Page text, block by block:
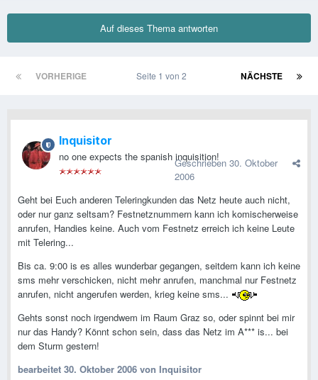
Auf dieses Thema antworten
VORHERIGE NÄCHSTE
Seite 1 von 2
Inquisitor
no one expects the spanish inquisition!
Geschrieben 30. Oktober
2006
Geht bei Euch anderen Teleringkunden das Netz heute auch nicht,
oder nur ganz seltsam? Festnetznummern kann ich komischerweise
anrufen, Handies keine. Auch vom Festnetz erreich ich keine Leute
mit Telering...
Bis ca. 9:00 is es alles wunderbar gegangen, seitdem kann ich keine
sms mehr verschicken, nicht mehr anrufen, manchmal nur Festnetz
anrufen, nicht angerufen werden, krieg keine sms...
Gehts sonst noch irgendwem im Raum Graz so, oder spinnt bei mir
nur das Handy? Könnt schon sein, dass das Netz im A*** is... bei
dem Sturm gestern!
bearbeitet 30. Oktober 2006 von Inquisitor